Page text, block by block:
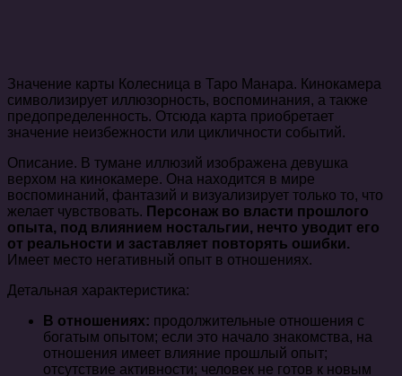
Значение карты Колесница в Таро Манара. Кинокамера
символизирует иллюзорность, воспоминания, а также
предопределенность. Отсюда карта приобретает
значение неизбежности или цикличности событий.
Описание. В тумане иллюзий изображена девушка
верхом на кинокамере. Она находится в мире
воспоминаний, фантазий и визуализирует только то, что
желает чувствовать. Персонаж во власти прошлого
опыта, под влиянием ностальгии, нечто уводит его
от реальности и заставляет повторять ошибки.
Имеет место негативный опыт в отношениях.
Детальная характеристика:
В отношениях: продолжительные отношения с
богатым опытом; если это начало знакомства, на
отношения имеет влияние прошлый опыт;
отсутствие активности; человек не готов к новым